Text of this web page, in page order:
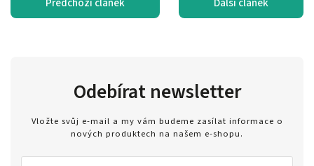
Odebírat newsletter
Vložte svůj e-mail a my vám budeme zasílat informace o
nových produktech na našem e-shopu.